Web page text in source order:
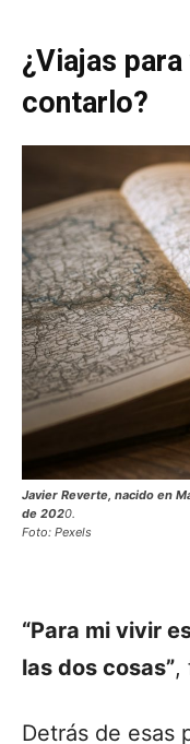
¿Viajas
contarlo?
Javier Reverte, nacido en
de 2020.
Foto: Pexels
“Para mi vivir
las dos cosas”,
Detrás de esas